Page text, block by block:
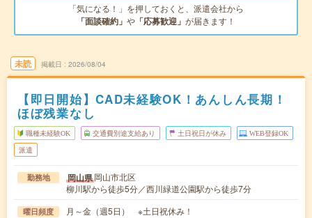
「気になる！」を押しておくと、派遣会社から
「面談確約」 や 「応募歓迎」 が届きます！
未読 掲載日 2026/08/04
【即日開始】CAD未経験OK！あんしん長期！
ほぼ残業なし
職種未経験OK 交通費別途支給あり 土日祝日が休み WEB登録OK
派遣
勤務地 岡山県岡山市北区
柳川駅から徒歩5分／西川緑道公園駅から徒歩7分
曜日頻度 月～金（週5日） ※土日祝休み！